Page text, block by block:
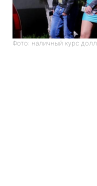
Фото: наличный курс